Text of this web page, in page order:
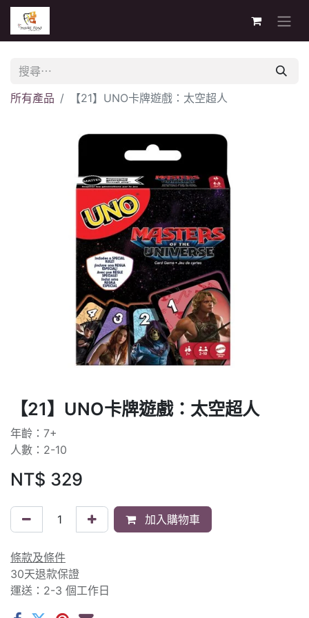
所有產品 【21】UNO卡牌遊戲：太空超人
【21】UNO卡牌遊戲：太空超人
年齡：7+
人數：2-10
NT$ 329
加入購物車
條款及條件
30天退款保證
運送：2-3 個工作日